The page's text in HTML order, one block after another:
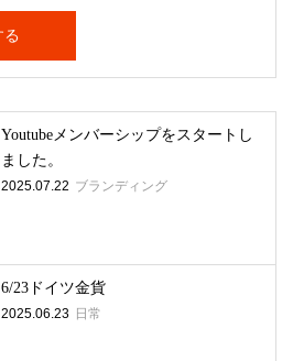
Youtubeメンバーシップをスタートし
ました。
2025.07.22 ブランディング
6/23ドイツ金貨
2025.06.23 日常